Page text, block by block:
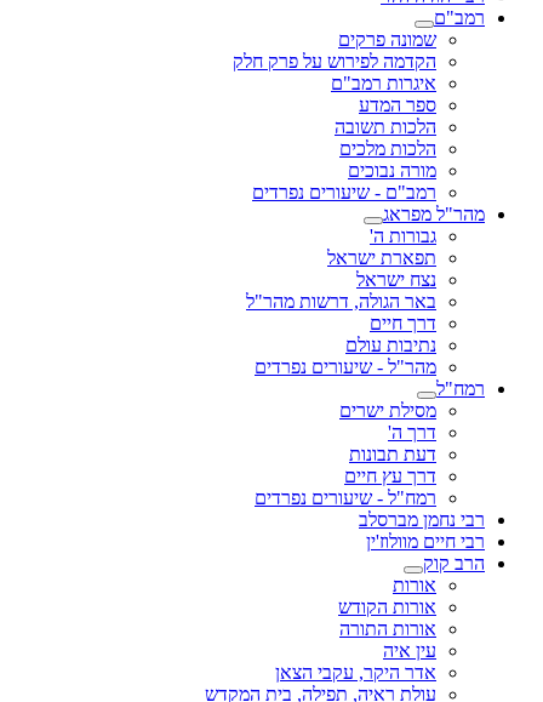
רמב"ם
שמונה פרקים
הקדמה לפירוש על פרק חלק
איגרות רמב"ם
ספר המדע
הלכות תשובה
הלכות מלכים
מורה נבוכים
רמב"ם - שיעורים נפרדים
מהר"ל מפראג
גבורות ה'
תפארת ישראל
נצח ישראל
באר הגולה, דרשות מהר"ל
דרך חיים
נתיבות עולם
מהר"ל - שיעורים נפרדים
רמח"ל
מסילת ישרים
דרך ה'
דעת תבונות
דרך עץ חיים
רמח"ל - שיעורים נפרדים
רבי נחמן מברסלב
רבי חיים מוולוז'ין
הרב קוק
אורות
אורות הקודש
אורות התורה
עין איה
אדר היקר, עקבי הצאן
עולת ראיה, תפילה, בית המקדש